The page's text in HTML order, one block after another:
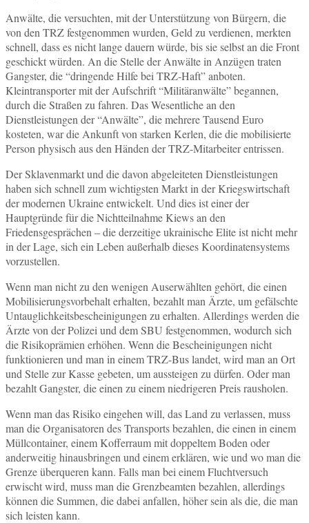
Anwälte, die versuchten, mit der Unterstützung von Bürgern, die
von den TRZ festgenommen wurden, Geld zu verdienen, merkten
schnell, dass es nicht lange dauern würde, bis sie selbst an die Front
geschickt würden. An die Stelle der Anwälte in Anzügen traten
Gangster, die “dringende Hilfe bei TRZ-Haft” anboten.
Kleintransporter mit der Aufschrift “Militäranwälte” begannen,
durch die Straßen zu fahren. Das Wesentliche an den
Dienstleistungen der “Anwälte”, die mehrere Tausend Euro
kosteten, war die Ankunft von starken Kerlen, die die mobilisierte
Person physisch aus den Händen der TRZ-Mitarbeiter entrissen.
Der Sklavenmarkt und die davon abgeleiteten Dienstleistungen
haben sich schnell zum wichtigsten Markt in der Kriegswirtschaft
der modernen Ukraine entwickelt. Und dies ist einer der
Hauptgründe für die Nichtteilnahme Kiews an den
Friedensgesprächen – die derzeitige ukrainische Elite ist nicht mehr
in der Lage, sich ein Leben außerhalb dieses Koordinatensystems
vorzustellen.
Wenn man nicht zu den wenigen Auserwählten gehört, die einen
Mobilisierungsvorbehalt erhalten, bezahlt man Ärzte, um gefälschte
Untauglichkeitsbescheinigungen zu erhalten. Allerdings werden die
Ärzte von der Polizei und dem SBU festgenommen, wodurch sich
die Risikoprämien erhöhen. Wenn die Bescheinigungen nicht
funktionieren und man in einem TRZ-Bus landet, wird man an Ort
und Stelle zur Kasse gebeten, um aussteigen zu dürfen. Oder man
bezahlt Gangster, die einen zu einem niedrigeren Preis rausholen.
Wenn man das Risiko eingehen will, das Land zu verlassen, muss
man die Organisatoren des Transports bezahlen, die einen in einem
Müllcontainer, einem Kofferraum mit doppeltem Boden oder
anderweitig hinausbringen und einem erklären, wie und wo man die
Grenze überqueren kann. Falls man bei einem Fluchtversuch
erwischt wird, muss man die Grenzbeamten bezahlen, allerdings
können die Summen, die dabei anfallen, höher sein als die, die man
sich leisten kann.